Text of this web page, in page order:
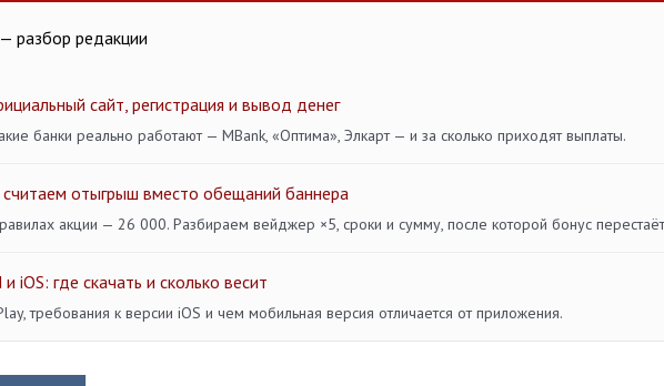
разбор редакции
сайт, регистрация и вывод денег
банки реально работают — MBank, «Оптима», Элкарт — и за сколько приходят выплаты.
отыгрыш вместо обещаний баннера
акции — 26 000. Разбираем вейджер ×5, сроки и сумму, после которой бонус перестаёт
iOS: где скачать и сколько весит
требования к версии iOS и чем мобильная версия отличается от приложения.